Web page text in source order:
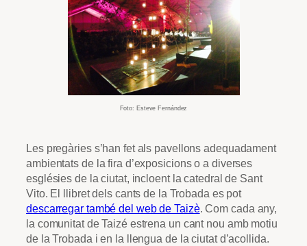
Foto: Esteve Fernández
Les pregàries s’han fet als pavellons adequadament
ambientats de la fira d’exposicions o a diverses
esglésies de la ciutat, incloent la catedral de Sant
Vito. El llibret dels cants de la Trobada es pot
descarregar també del web de Taizè. Com cada any,
la comunitat de Taizé estrena un cant nou amb motiu
de la Trobada i en la llengua de la ciutat d’acollida.